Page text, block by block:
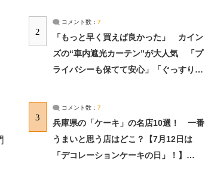
2
コメント数： 7
「もっと早く買えば良かった」 カイン
ズの“車内遮光カーテン”が大人気 「プ
ライバシーも保てて安心」「ぐっすり眠
3
コメント数： 7
兵庫県の「ケーキ」の名店10選！ 一番
うまいと思う店はどこ？【7月12日は
「デコレーションケーキの日」！】